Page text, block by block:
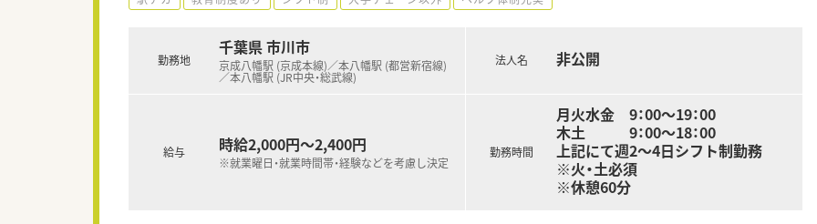
勤務地
千葉県 市川市
京成八幡駅 (京成本線)／本八幡駅 (都営新宿線)
／本八幡駅 (JR中央・総武線)
給与 時給2,000円～2,400円
※就業曜日・就業時間帯・経験などを考慮し決定
法人名 非公開
勤務時間
月火水金 9：00～19：00
木土 9：00～18：00
上記にて週2～4日シフト制勤務
※火・土必須
※休憩60分